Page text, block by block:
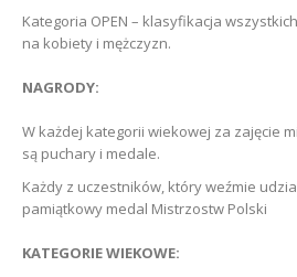
Kategoria OPEN – klasyfikacja
na kobiety i mężczyzn.
NAGRODY:
W każdej kategorii wiekowej za zajęcie
są puchary i medale.
Każdy z uczestników, który weźmie
pamiątkowy medal Mistrzostw Polski
KATEGORIE WIEKOWE: